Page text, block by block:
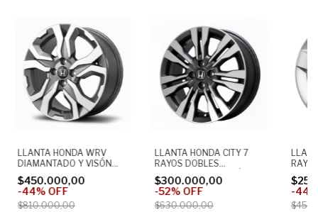
LLANTA HONDA WRV
DIAMANTADO Y VISÓN
16X6 4X114 ORIGINAL
ALEACION
$450.000,00
-44% OFF
$810.000,00
LLANTA HONDA CITY 7
RAYOS DOBLES
DIAMANTADO Y VISÓN
16X6 4X100 ORIGINAL
ALEACION
$300.000,00
-52% OFF
$630.000,00
-44